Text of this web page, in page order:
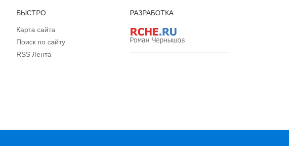
БЫСТРО
Карта сайта
Поиск по сайту
RSS Лента
РАЗРАБОТКА